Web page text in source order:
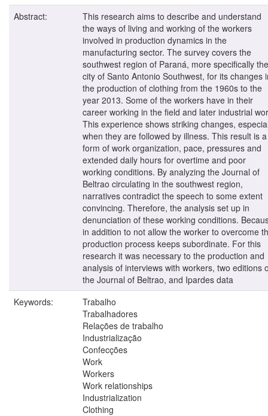
Abstract:
This research aims to describe and understand
the ways of living and working of the workers
involved in production dynamics in the
manufacturing sector. The survey covers the
southwest region of Paraná, more specifically the
city of Santo Antonio Southwest, for its changes
the production of clothing from the 1960s to the
year 2013. Some of the workers have in their
career working in the field and later industrial
This experience shows striking changes,
when they are followed by illness. This result is a
form of work organization, pace, pressures and
extended daily hours for overtime and poor
working conditions. By analyzing the Journal of
Beltrao circulating in the southwest region,
narratives contradict the speech to some extent
convincing. Therefore, the analysis set up in
denunciation of these working conditions.
in addition to not allow the worker to overcome
production process keeps subordinate. For this
research it was necessary to the production and
analysis of interviews with workers, two editions
the Journal of Beltrao, and Ipardes data
Keywords:
Trabalho
Trabalhadores
Relações de trabalho
Industrialização
Confecções
Work
Workers
Work relationships
Industrialization
Clothing